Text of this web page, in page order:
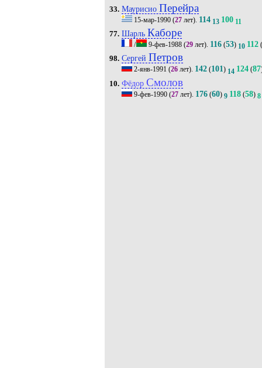
33. Маурисио Перейра
15-мар-1990(27лет). 114 13 100 11
77. Шарль Каборе
/ 9-фев-1988(29лет). 116(53) 10 112(
98. Сергей Петров
2-янв-1991 (26лет). 142(101) 14 124(87
10. Фёдор Смолов
9-фев-1990(27лет). 176(60) 9 118(58) 8